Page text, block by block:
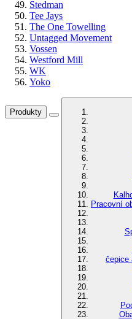
Stedman
Tee Jays
The One Towelling
Untagged Movement
Vossen
Westford Mill
WK
Yoko
Produkty
Pracovní
čepice